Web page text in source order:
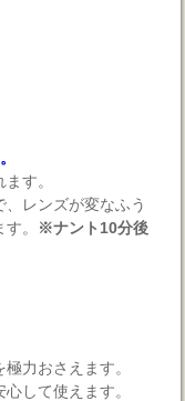
す。
レンズが変なふう
。 ※ナント10分後
力おさえます。
して使えます。